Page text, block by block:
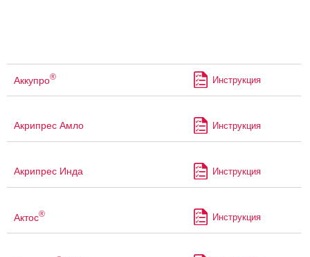
Аккупро® Инструкция
Акрипрес Амло Инструкция
Акрипрес Инда Инструкция
Актос® Инструкция